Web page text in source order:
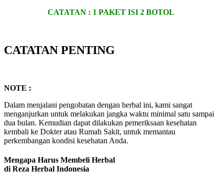
CATATAN : 1 PAKET ISI 2 BOTOL
CATATAN PENTING
NOTE :
Dalam menjalani pengobatan dengan herbal ini, kami sangat
menganjurkan untuk melakukan jangka waktu minimal satu sampai
dua bulan. Kemudian dapat dilakukan pemeriksaan kesehatan
kembali ke Dokter atau Rumah Sakit, untuk memantau
perkembangan kondisi kesehatan Anda.
Mengapa Harus Membeli Herbal
di Reza Herbal Indonesia